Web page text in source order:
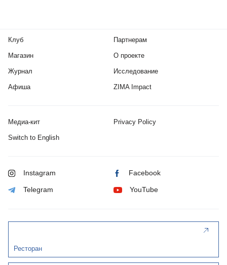
Клуб
Магазин
Журнал
Афиша
Партнерам
О проекте
Исследование
ZIMA Impact
Медиа-кит Privacy Policy
Switch to English
Instagram Facebook
Telegram YouTube
Ресторан